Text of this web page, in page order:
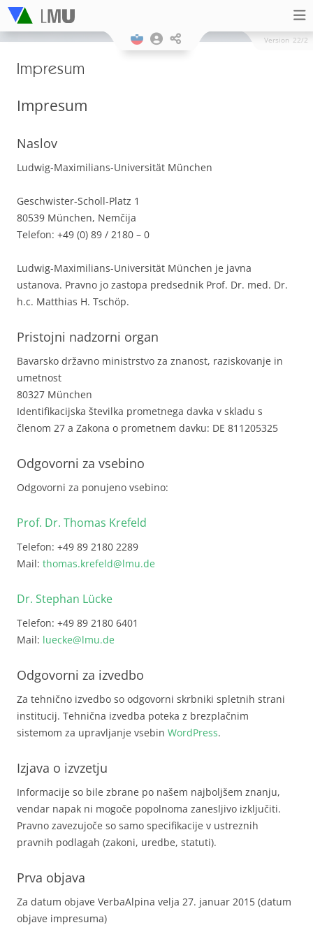
Version 22/2
Impresum
Impresum
Naslov
Ludwig-Maximilians-Universität München
Geschwister-Scholl-Platz 1
80539 München, Nemčija
Telefon: +49 (0) 89 / 2180 – 0
Ludwig-Maximilians-Universität München je javna
ustanova. Pravno jo zastopa predsednik Prof. Dr. med. Dr.
h.c. Matthias H. Tschöp.
Pristojni nadzorni organ
Bavarsko državno ministrstvo za znanost, raziskovanje in
umetnost
80327 München
Identifikacijska številka prometnega davka v skladu s
členom 27 a Zakona o prometnem davku: DE 811205325
Odgovorni za vsebino
Odgovorni za ponujeno vsebino:
Prof. Dr. Thomas Krefeld
Telefon: +49 89 2180 2289
Mail: thomas.krefeld@lmu.de
Dr. Stephan Lücke
Telefon: +49 89 2180 6401
Mail: luecke@lmu.de
Odgovorni za izvedbo
Za tehnično izvedbo so odgovorni skrbniki spletnih strani
institucij. Tehnična izvedba poteka z brezplačnim
sistemom za upravljanje vsebin WordPress.
Izjava o izvzetju
Informacije so bile zbrane po našem najboljšem znanju,
vendar napak ni mogoče popolnoma zanesljivo izključiti.
Pravno zavezujoče so samo specifikacije v ustreznih
pravnih podlagah (zakoni, uredbe, statuti).
Prva objava
Za datum objave VerbaAlpina velja 27. januar 2015 (datum
objave impresuma)